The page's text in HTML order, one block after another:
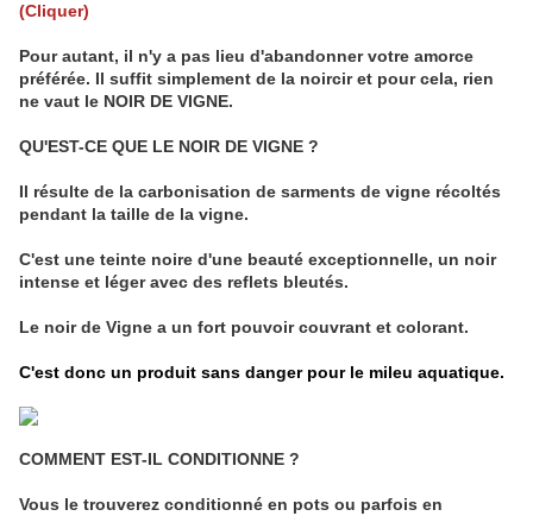
(Cliquer)
Pour autant, il n'y a pas lieu d'abandonner votre amorce
préférée. Il suffit simplement de la noircir et pour cela, rien
ne vaut le NOIR DE VIGNE.
QU'EST-CE QUE LE NOIR DE VIGNE ?
Il résulte de la carbonisation de sarments de vigne récoltés
pendant la taille de la vigne.
C'est une teinte noire d'une beauté exceptionnelle, un noir
intense et léger avec des reflets bleutés.
Le noir de Vigne a un fort pouvoir couvrant et colorant.
C'est donc un produit sans danger pour le mileu aquatique.
COMMENT EST-IL CONDITIONNE ?
Vous le trouverez conditionné en pots ou parfois en